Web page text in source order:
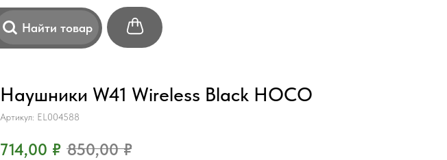
Найти товар
Наушники W41 Wireless Black HOCO
Артикул: EL004588
714,00 ₽ 850,00 ₽